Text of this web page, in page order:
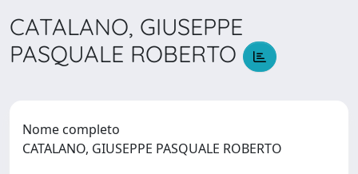
CATALANO, GIUSEPPE
PASQUALE ROBERTO
Nome completo
CATALANO, GIUSEPPE PASQUALE ROBERTO